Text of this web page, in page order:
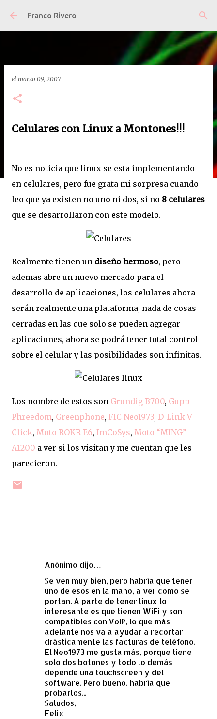
Ir al contenido principal
Franco Rivero
el marzo 09, 2007
Celulares con Linux a Montones!!!
No es noticia que linux se esta implementando
en celulares, pero fue grata mi sorpresa cuando
leo que ya existen no uno ni dos, si no 8 celulares
que se desarrollaron con este modelo.
Realmente tienen un diseño hermoso, pero
ademas abre un nuevo mercado para el
desarrollo de aplicaciones, los celulares ahora
serán realmente una plataforma, nada de cosas
cerradas en las que solo se pueden agregar
aplicaciones, ahora se podrá tener total control
sobre el celular y las posibilidades son infinitas.
Los nombre de estos son Grundig B700, Gupp
Phreedom, Greenphone, FIC Neo1973, D-Link V-
Click, Moto ROKR E6, ImCoSys, Moto “MING”
A1200 a ver si los visitan y me cuentan que les
parecieron.
Anónimo dijo…
Se ven muy bien, pero habría que tener
uno de esos en la mano, a ver como se
portan. A parte de tener linux lo
interesante es que tienen WiFi y son
compatibles con VoIP, lo que más
adelante nos va a ayudar a recortar
drásticamente las facturas de teléfono.
El Neo1973 me gusta más, porque tiene
solo dos botones y todo lo demás
depende una touchscreen y del
software. Pero bueno, habría que
probarlos...
Saludos,
Felix